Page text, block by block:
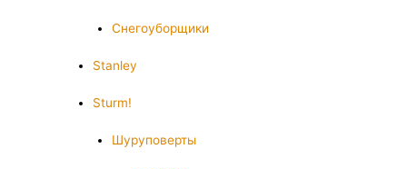
Снегоуборщики
Stanley
Sturm!
Шуруповерты